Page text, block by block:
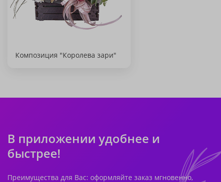
Композиция "Королева зари"
В приложении удобнее и
быстрее!
Преимущества для Вас: оформляйте заказ мгновенно,